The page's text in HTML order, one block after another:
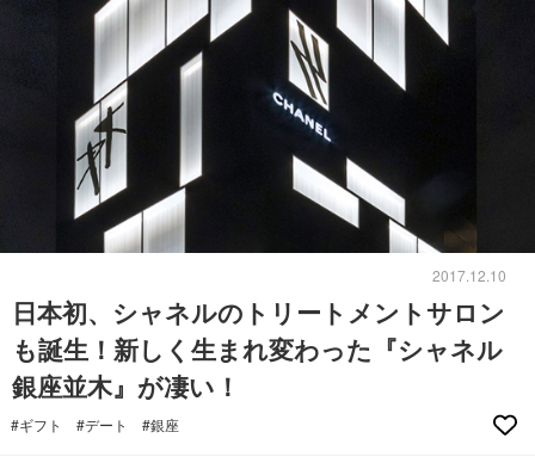
2017.12.10
日本初、シャネルのトリートメントサロン
も誕生！新しく生まれ変わった『シャネル
銀座並木』が凄い！
#ギフト #デート #銀座